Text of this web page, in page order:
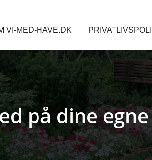
VI-MED-HAVE.DK
på dine egne